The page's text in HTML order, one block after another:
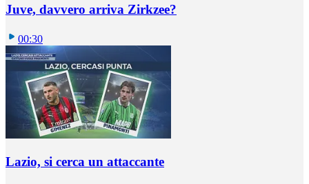
Juve, davvero arriva Zirkzee?
00:30
Lazio, si cerca un attaccante